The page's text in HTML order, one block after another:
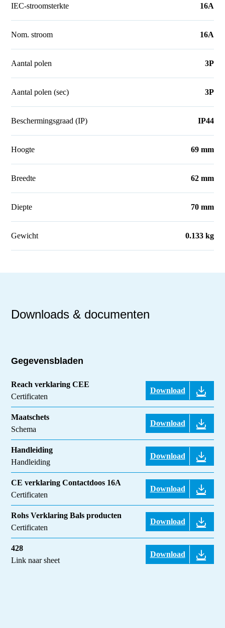
IEC-stroomsterkte 16A
Nom. stroom 16A
Aantal polen 3P
Aantal polen (sec) 3P
Beschermingsgraad (IP) IP44
Hoogte 69 mm
Breedte 62 mm
Diepte 70 mm
Gewicht 0.133 kg
Downloads & documenten
Gegevensbladen
Reach verklaring CEE
Certificaten
Download
Maatschets
Schema
Download
Handleiding
Handleiding
Download
CE verklaring Contactdoos 16A
Certificaten
Download
Rohs Verklaring Bals producten
Certificaten
Download
428
Link naar sheet
Download